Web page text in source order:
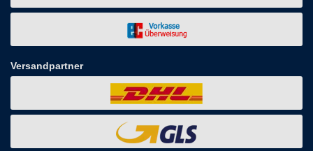
Versandpartner